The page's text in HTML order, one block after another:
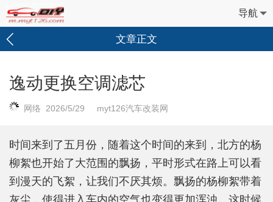
导航
文章正文
逸动更换空调滤芯
网络 2026/5/29 myt126汽车改装网
时间来到了五月份，随着这个时间的来到，北方的杨
柳絮也开始了大范围的飘扬，平时形式在路上可以看
到漫天的飞絮，让我们不厌其烦。飘扬的杨柳絮带着
灰尘，使得进入车内的空气也变得更加浑浊。这时候